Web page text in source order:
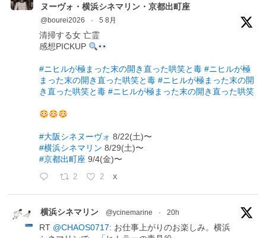
ヌーヴォ・横浜シネマリン・京都出町座
@bourei2026 · 5 8月
清掃する女 亡霊
感想PICKUP
#ニヒルが極まった末の開き直った哄笑と毒 #ニヒルが極
まった末の開き直った哄笑と毒 #ニヒルが極まった末の開
き直った哄笑と毒 #ニヒルが極まった末の開き直った哄笑
#大阪シネヌーヴォ 8/22(土)〜
#横浜シネマリン 8/29(土)〜
#京都出町座 9/4(金)〜
2 2 X
横浜シネマリン @ycinemarine · 20h
RT @CHAOS0717: お仕事上がりのお楽しみ。横浜